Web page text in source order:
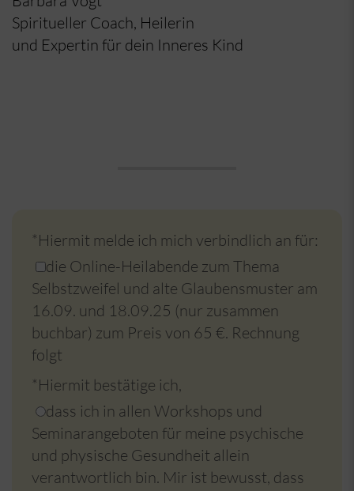
Spiritueller Coach, Heilerin
und Expertin für dein Inneres Kind
*Hiermit melde ich mich verbindlich an für:
die Online-Heilabende zum Thema
Selbstzweifel und alte Glaubensmuster am
16.09. und 18.09.25 (nur zusammen
buchbar) zum Preis von 65 €. Rechnung
folgt
*Hiermit bestätige ich,
dass ich in allen Workshops und
Seminarangeboten für meine psychische
und physische Gesundheit allein
verantwortlich bin. Mir ist bewusst, dass